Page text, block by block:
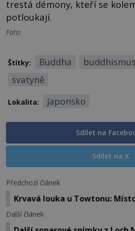
trestá démony, kteří se
potloukají.
Foto:
Štítky: Buddha buddhismus
svatyně
Lokalita: Japonsko
Sdílet na
Sdílet na X
Předchozí článek
Krvavá louka u Towtonu:
Další článek